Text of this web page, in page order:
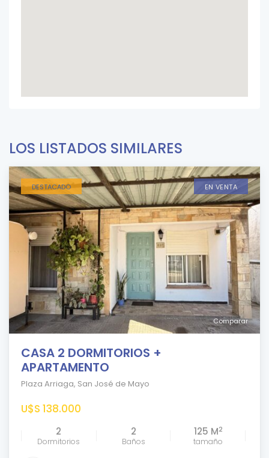
LOS LISTADOS SIMILARES
Comparar
DESTACADO EN VENTA
CASA 2 DORMITORIOS +
APARTAMENTO
Plaza Arriaga, San José de Mayo
U$S 138.000
2
Dormitorios
2
Baños
125 M2
tamaño